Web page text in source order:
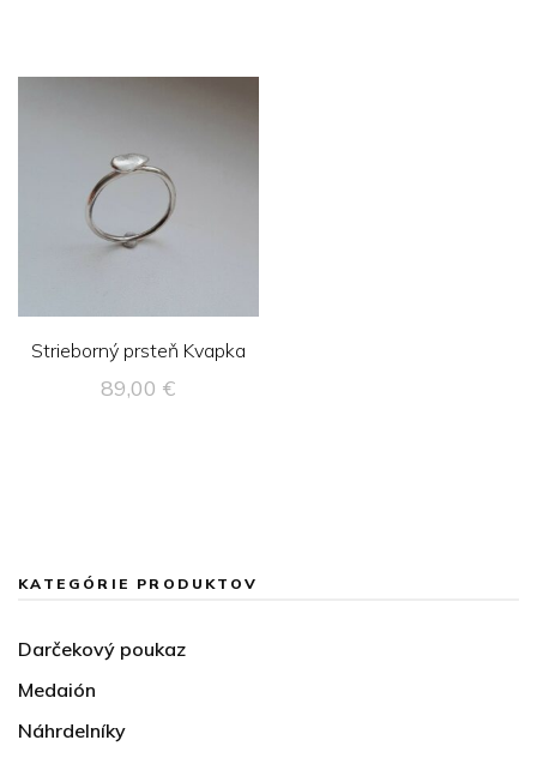
Strieborný prsteň Kvapka
89,00€
KATEGÓRIE PRODUKTOV
Darčekový poukaz
Medaión
Náhrdelníky